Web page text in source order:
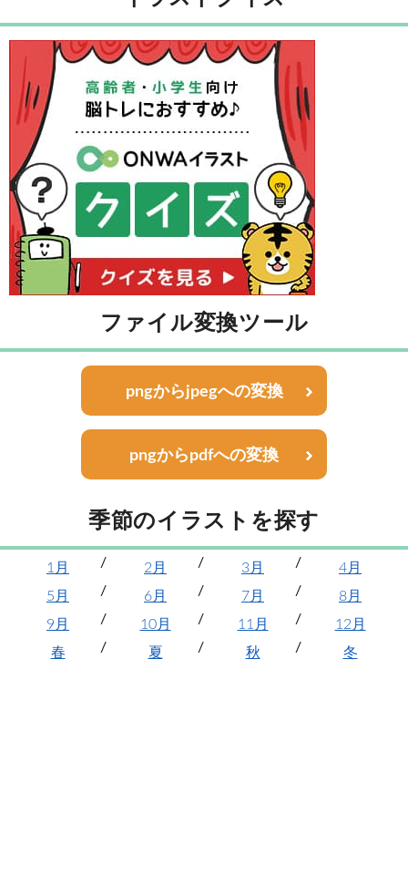
ファイル変換ツール
pngからjpegへの変換
pngからpdfへの変換
季節のイラストを探す
1月 2月 3月
4月
5月
6月 7月
8月
9月
10月 11月
12月
春
夏 秋 冬